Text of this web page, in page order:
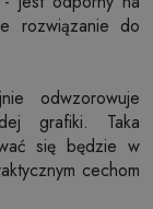
rozwiązanie do
odwzorowuje
grafiki. Taka
się będzie w
cechom